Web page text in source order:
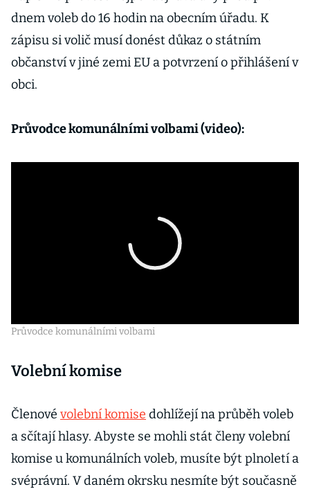
dnem voleb do 16 hodin na obecním úřadu. K
zápisu si volič musí donést důkaz o státním
občanství v jiné zemi EU a potvrzení o přihlášení v
obci.
Průvodce komunálními volbami (video):
Průvodce komunálními volbami
Volební komise
Členové volební komise dohlížejí na průběh voleb
a sčítají hlasy. Abyste se mohli stát členy volební
komise u komunálních voleb, musíte být plnoletí a
svéprávní. V daném okrsku nesmíte být současně